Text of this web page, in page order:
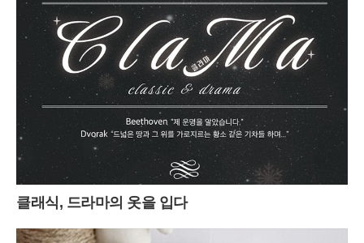
클래식, 드라마의 옷을 입다